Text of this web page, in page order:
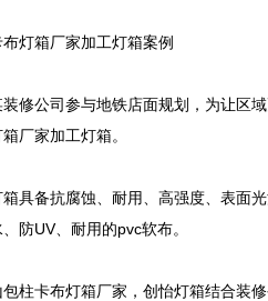
布灯箱厂家加工灯箱案例
装修公司参与地铁店面规划，为让
厂家加工灯箱。
箱具备抗腐蚀、耐用、高强度、表
防UV、耐用的pvc软布。
包柱卡布灯箱厂家，创怡灯箱结合